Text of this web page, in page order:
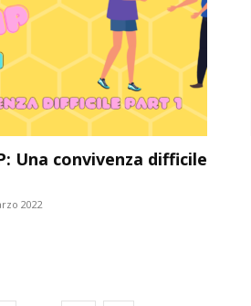
Una convivenza difficile
2022